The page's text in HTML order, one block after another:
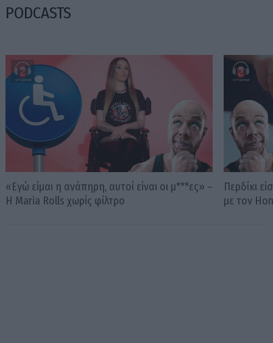
PODCASTS
«Εγώ είμαι η ανάπηρη, αυτοί είναι οι μ***ες» –
Η Maria Rolls χωρίς φίλτρο
Περδίκι
με τον